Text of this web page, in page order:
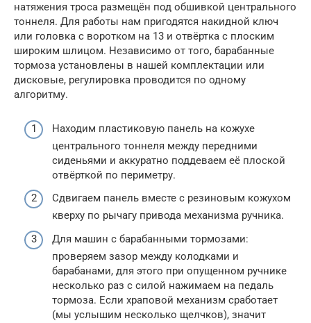
натяжения троса размещён под обшивкой центрального
тоннеля. Для работы нам пригодятся накидной ключ
или головка с воротком на 13 и отвёртка с плоским
широким шлицом. Независимо от того, барабанные
тормоза установлены в нашей комплектации или
дисковые, регулировка проводится по одному
алгоритму.
Находим пластиковую панель на кожухе
центрального тоннеля между передними
сиденьями и аккуратно поддеваем её плоской
отвёрткой по периметру.
Сдвигаем панель вместе с резиновым кожухом
кверху по рычагу привода механизма ручника.
Для машин с барабанными тормозами:
проверяем зазор между колодками и
барабанами, для этого при опущенном ручнике
несколько раз с силой нажимаем на педаль
тормоза. Если храповой механизм сработает
(мы услышим несколько щелчков), значит